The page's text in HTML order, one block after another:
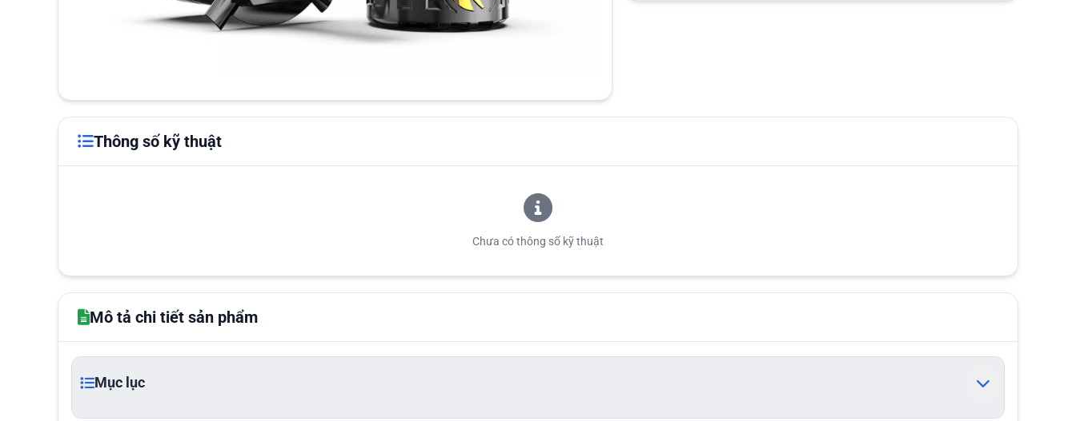
Thông số kỹ thuật
Chưa có thông số kỹ thuật
Mô tả chi tiết sản phẩm
Mục lục